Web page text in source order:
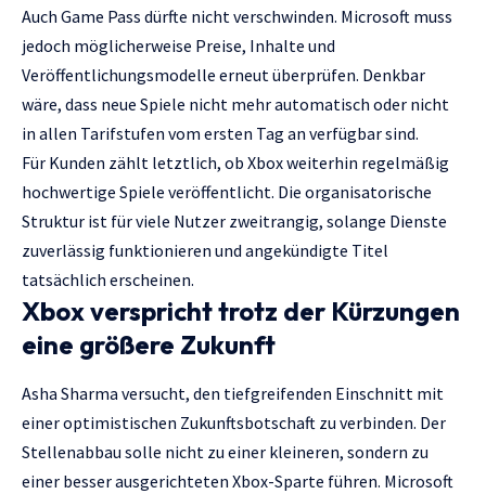
Auch Game Pass dürfte nicht verschwinden. Microsoft muss
jedoch möglicherweise Preise, Inhalte und
Veröffentlichungsmodelle erneut überprüfen. Denkbar
wäre, dass neue Spiele nicht mehr automatisch oder nicht
in allen Tarifstufen vom ersten Tag an verfügbar sind.
Für Kunden zählt letztlich, ob Xbox weiterhin regelmäßig
hochwertige Spiele veröffentlicht. Die organisatorische
Struktur ist für viele Nutzer zweitrangig, solange Dienste
zuverlässig funktionieren und angekündigte Titel
tatsächlich erscheinen.
Xbox verspricht trotz der Kürzungen
eine größere Zukunft
Asha Sharma versucht, den tiefgreifenden Einschnitt mit
einer optimistischen Zukunftsbotschaft zu verbinden. Der
Stellenabbau solle nicht zu einer kleineren, sondern zu
einer besser ausgerichteten Xbox-Sparte führen. Microsoft